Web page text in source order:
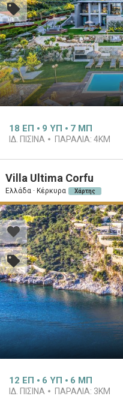
18 ΕΠ 9 ΥΠ 7 ΜΠ
ΙΔ. ΠΙΣΊΝΑ ΠΑΡΑΛΊΑ: 4KM
Villa Ultima Corfu
Ελλάδα · Κέρκυρα Χάρτης
12 ΕΠ 6 ΥΠ 6 ΜΠ
ΙΔ. ΠΙΣΊΝΑ ΠΑΡΑΛΊΑ: 3KM